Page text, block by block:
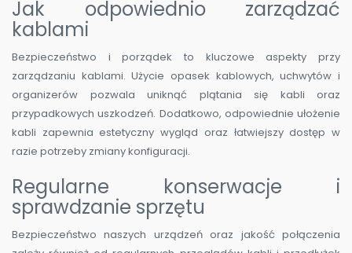
Jak odpowiednio zarządzać
kablami
Bezpieczeństwo i porządek to kluczowe aspekty przy
zarządzaniu kablami. Użycie opasek kablowych, uchwytów i
organizerów pozwala uniknąć plątania się kabli oraz
przypadkowych uszkodzeń. Dodatkowo, odpowiednie ułożenie
kabli zapewnia estetyczny wygląd oraz łatwiejszy dostęp w
razie potrzeby zmiany konfiguracji.
Regularne konserwacje i
sprawdzanie sprzętu
Bezpieczeństwo naszych urządzeń oraz jakość połączenia